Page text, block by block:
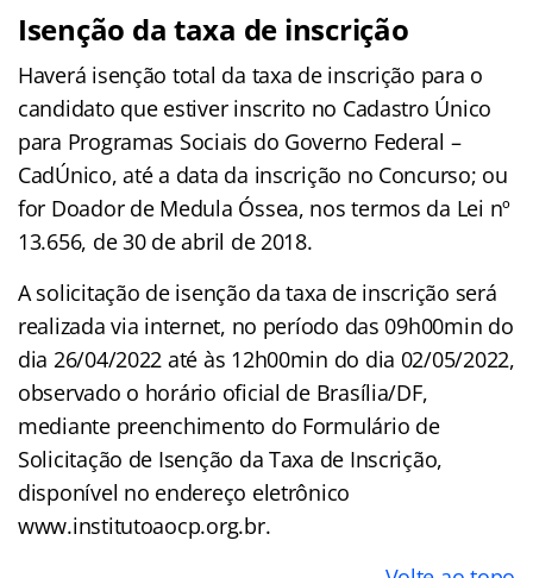
Isenção da taxa de inscrição
Haverá isenção total da taxa de inscrição para o
candidato que estiver inscrito no Cadastro Único
para Programas Sociais do Governo Federal –
CadÚnico, até a data da inscrição no Concurso; ou
for Doador de Medula Óssea, nos termos da Lei nº
13.656, de 30 de abril de 2018.
A solicitação de isenção da taxa de inscrição será
realizada via internet, no período das 09h00min do
dia 26/04/2022 até às 12h00min do dia 02/05/2022,
observado o horário oficial de Brasília/DF,
mediante preenchimento do Formulário de
Solicitação de Isenção da Taxa de Inscrição,
disponível no endereço eletrônico
www.institutoaocp.org.br.